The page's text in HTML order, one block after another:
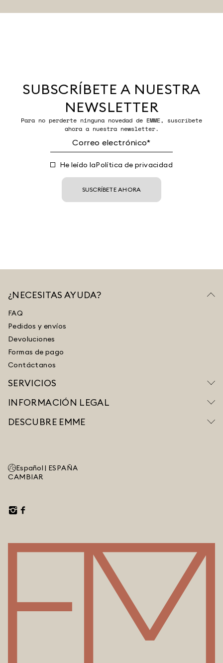
SUBSCRÍBETE A NUESTRA
NEWSLETTER
Para no perderte ninguna novedad de EMME, suscríbete
ahora a nuestra newsletter.
He leído laPolítica de privacidad
SUSCRÍBETE AHORA
¿NECESITAS AYUDA?
FAQ
Pedidos y envíos
Devoluciones
Formas de pago
Contáctanos
SERVICIOS
INFORMACIÓN LEGAL
DESCUBRE EMME
Español | ESPAÑA
CAMBIAR